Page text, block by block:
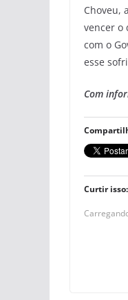
Choveu,
vencer o
com o
esse
Com
Curtir isso: